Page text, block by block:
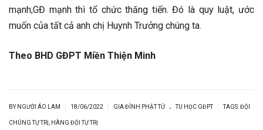
mạnh;GĐ mạnh thì tổ chức thăng tiến. Đó là quy luật, ước
muốn của tất cả anh chị Huynh Trưởng chúng ta.
Theo BHD GĐPT Miền Thiện Minh
BY NGƯỜI ÁO LAM 18/06/2022 GIA ĐÌNH PHẬT TỬ . TU HỌC GĐPT TAGS:ĐỘI
CHÚNG TỰ TRỊ HÀNG ĐỘI TỰ TRỊ